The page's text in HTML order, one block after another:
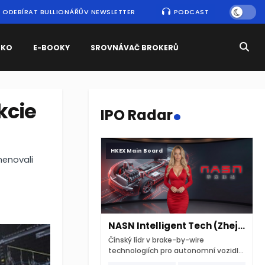
ODEBÍRAT BULLIONÁŘŮV NEWSLETTER PODCAST
E-BOOKY SROVNÁVAČ BROKERŮ
IPO Radar.
HKEX Main Board
NASN Intelligent Tech (Zhejiang)
Čínský lídr v brake-by-wire
technologiích pro autonomní vozidla